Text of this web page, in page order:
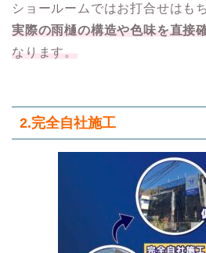
ショールームではお打合せはも
実際の雨樋の構造や色味を直接
なります。
2.完全自社施工